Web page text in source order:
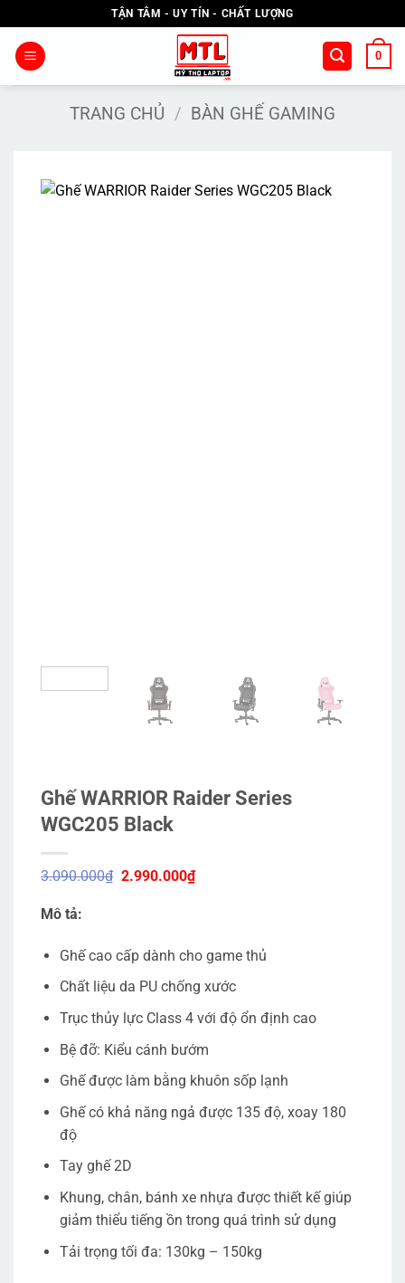
qua
nội
TẬN TÂM - UY TÍN - CHẤT LƯỢNG
0
TRANG CHỦ / BÀN GHẾ GAMING
Ghế WARRIOR Raider Series
WGC205 Black
3.090.000₫ Giá
2.990.000₫Giá
Mô tả:
Ghế cao cấp dành cho game thủ
Chất liệu da PU chống xước
Trục thủy lực Class 4 với độ ổn định cao
Bệ đỡ: Kiểu cánh bướm
Ghế được làm bằng khuôn sốp lạnh
Ghế có khả năng ngả được 135 độ, xoay 180
độ
Tay ghế 2D
Khung, chân, bánh xe nhựa được thiết kế giúp
giảm thiểu tiếng ồn trong quá trình sử dụng
Tải trọng tối đa: 130kg – 150kg